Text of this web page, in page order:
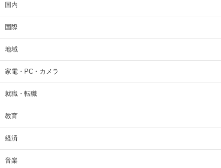
国内
国際
地域
家電・PC・カメラ
就職・転職
教育
経済
音楽